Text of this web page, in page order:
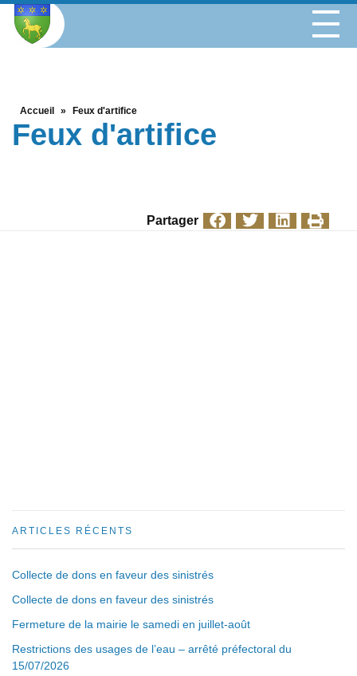
Accueil » Feux d'artifice
Feux d'artifice
Partager
ARTICLES RÉCENTS
Collecte de dons en faveur des sinistrés
Collecte de dons en faveur des sinistrés
Fermeture de la mairie le samedi en juillet-août
Restrictions des usages de l’eau – arrêté préfectoral du
15/07/2026